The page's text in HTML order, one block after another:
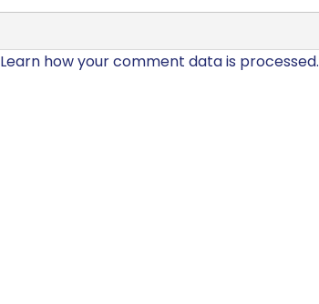
Learn how your comment data is processed.